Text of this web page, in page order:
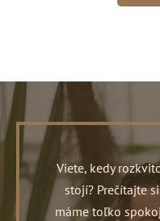
Viete, kedy
stojí? Prečítajte
máme toľko